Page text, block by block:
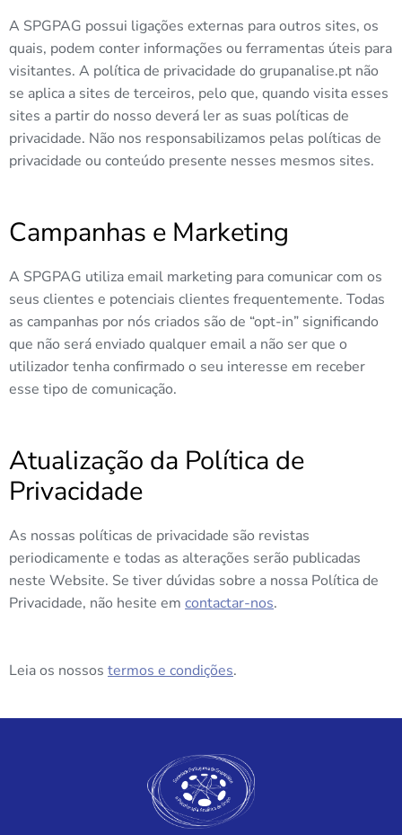
A SPGPAG possui ligações externas para outros sites, os
quais, podem conter informações ou ferramentas úteis para
visitantes. A política de privacidade do grupanalise.pt não
se aplica a sites de terceiros, pelo que, quando visita esses
sites a partir do nosso deverá ler as suas políticas de
privacidade. Não nos responsabilizamos pelas políticas de
privacidade ou conteúdo presente nesses mesmos sites.
Campanhas e Marketing
A SPGPAG utiliza email marketing para comunicar com os
seus clientes e potenciais clientes frequentemente. Todas
as campanhas por nós criados são de “opt-in” significando
que não será enviado qualquer email a não ser que o
utilizador tenha confirmado o seu interesse em receber
esse tipo de comunicação.
Atualização da Política de
Privacidade
As nossas políticas de privacidade são revistas
periodicamente e todas as alterações serão publicadas
neste Website. Se tiver dúvidas sobre a nossa Política de
Privacidade, não hesite em contactar-nos.
Leia os nossos termos e condições.